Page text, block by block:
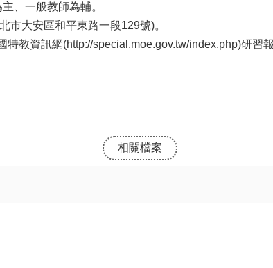
、一般教師為輔。
市大安區和平東路一段129號)。
特教資訊網(http://special.moe.gov.tw/index.php)研
相關檔案